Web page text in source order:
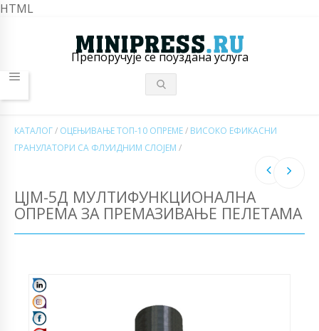
HTML
Препоручује се поуздана услуга
КАТАЛОГ/ ОЦЕЊИВАЊЕ ТОП-10 ОПРЕМЕ/ ВИСОКО ЕФИКАСНИ
ГРАНУЛАТОРИ СА ФЛУИДНИМ СЛОЈЕМ /
ЦЈМ-5Д МУЛТИФУНКЦИОНАЛНА
ОПРЕМА ЗА ПРЕМАЗИВАЊЕ ПЕЛЕТАМА